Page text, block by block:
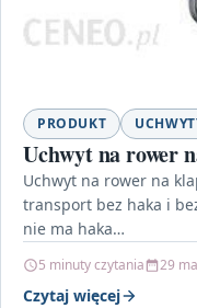
PRODUKT
Uchwyt na rower
Uchwyt na rower na
transport bez haka i
nie ma haka…
5 minuty czytania 29
Czytaj więcej